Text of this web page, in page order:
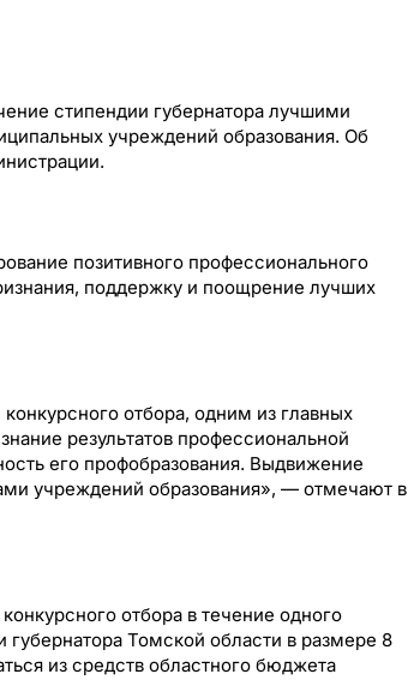
стипендии губернатора лучшими
учреждений образования. Об
позитивного профессионального
поддержку и поощрение лучших
отбора, одним из главных
результатов профессиональной
его профобразования. Выдвижение
учреждений образования», — отмечают в
отбора в течение одного
губернатора Томской области в размере 8
из средств областного бюджета